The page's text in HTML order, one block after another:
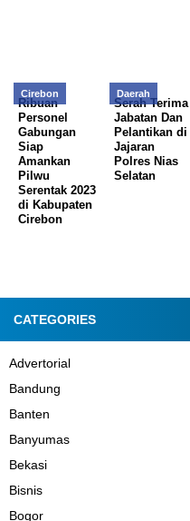
Cirebon
Ribuan
Personel
Gabungan
Siap
Amankan
Pilwu
Serentak 2023
di Kabupaten
Cirebon
Daerah
Serah Terima
Jabatan Dan
Pelantikan di
Jajaran
Polres Nias
Selatan
CATEGORIES
Advertorial
Bandung
Banten
Banyumas
Bekasi
Bisnis
Bogor